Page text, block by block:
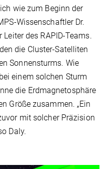
wie zum Beginn der
Wissenschaftler Dr.
des RAPID-Teams.
die Cluster-Satelliten
Sonnensturms. Wie
einem solchen Sturm
die Erdmagnetosphäre
Größe zusammen. „Ein
mit solcher Präzision
Daly.